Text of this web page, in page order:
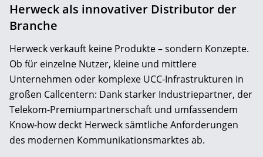
Herweck als innovativer Distributor der
Branche
Herweck verkauft keine Produkte – sondern Konzepte.
Ob für einzelne Nutzer, kleine und mittlere
Unternehmen oder komplexe UCC-Infrastrukturen in
großen Callcentern: Dank starker Industriepartner, der
Telekom-Premiumpartnerschaft und umfassendem
Know-how deckt Herweck sämtliche Anforderungen
des modernen Kommunikationsmarktes ab.